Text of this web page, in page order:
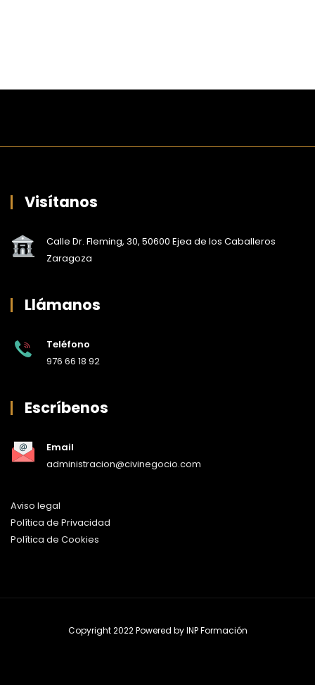
Visítanos
Calle Dr. Fleming, 30, 50600 Ejea de los Caballeros
Zaragoza
Llámanos
Teléfono
976 66 18 92
Escríbenos
Email
administracion@civinegocio.com
Aviso legal
Política de Privacidad
Política de Cookies
Copyright 2022 Powered byINP Formación